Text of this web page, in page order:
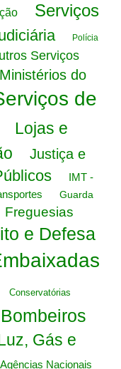
Serviços
Polícia
Serviços
Ministérios do
de
Lojas e
Justiça e
IMT -
Guarda
Freguesias
e Defesa
Conservatórias
Bombeiros
Gás e
Agências Nacionais